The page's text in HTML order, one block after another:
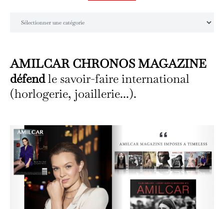
AMILCAR CHRONOS MAGAZINE
défendle savoir-faire international
(horlogerie, joaillerie...).